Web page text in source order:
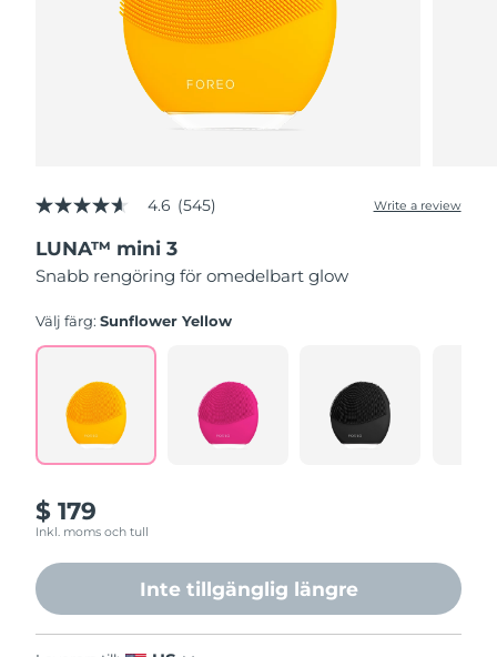
4.6
of
5
stars,
rating
Read
Reviews.
Same
page
4.6 (545) Write a review
LUNA™ mini 3
Snabb rengöring för omedelbart glow
Välj färg:Sunflower Yellow
$ 179
Inkl. moms och tull
Inte tillgänglig längre